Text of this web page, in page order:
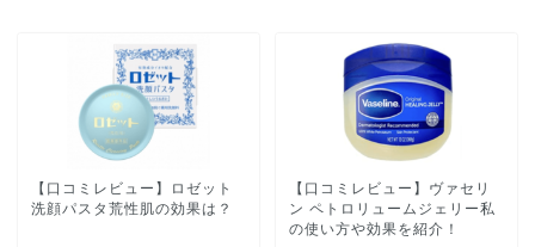
【口コミレビュー】ロゼット
洗顔パスタ荒性肌の効果は？
【口コミレビュー】ヴァセリ
ン ペトロリュームジェリー私
の使い方や効果を紹介！